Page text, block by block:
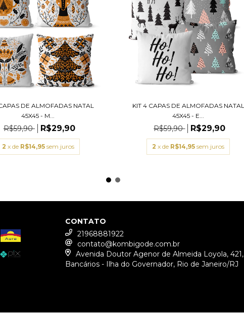
DE ALMOFADAS NATAL
45X45 - M...
R$59,90 R$29,90
2 x de R$14,95 sem juros
KIT 4 CAPAS DE ALMOFADAS NATAL
45X45 - E...
R$59,90 R$29,90
2 x de R$14,95 sem juros
CONTATO
21968881922
contato@kombigode.com.br
Avenida Doutor Agenor de Almeida Loyola, 421,
Bancários - Ilha do Governador, Rio de Janeiro/RJ